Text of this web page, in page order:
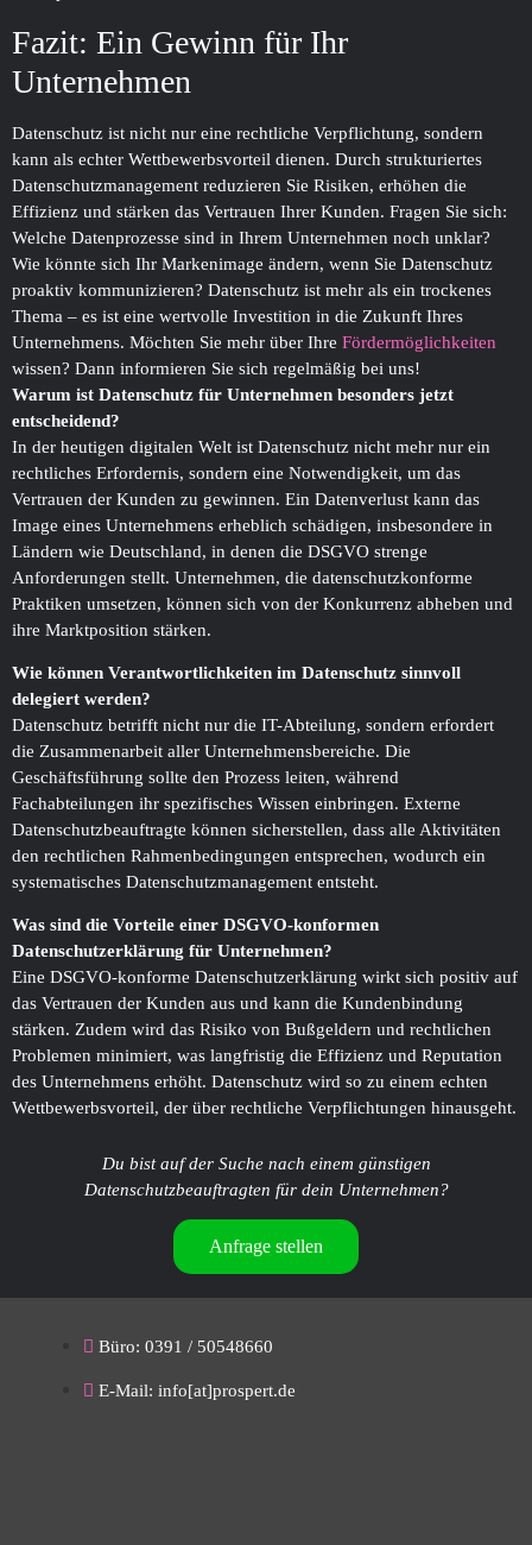
Fazit: Ein Gewinn für Ihr
Unternehmen
Datenschutz ist nicht nur eine rechtliche Verpflichtung, sondern
kann als echter Wettbewerbsvorteil dienen. Durch strukturiertes
Datenschutzmanagement reduzieren Sie Risiken, erhöhen die
Effizienz und stärken das Vertrauen Ihrer Kunden. Fragen Sie sich:
Welche Datenprozesse sind in Ihrem Unternehmen noch unklar?
Wie könnte sich Ihr Markenimage ändern, wenn Sie Datenschutz
proaktiv kommunizieren? Datenschutz ist mehr als ein trockenes
Thema – es ist eine wertvolle Investition in die Zukunft Ihres
Unternehmens. Möchten Sie mehr über Ihre Fördermöglichkeiten
wissen? Dann informieren Sie sich regelmäßig bei uns!
Warum ist Datenschutz für Unternehmen besonders jetzt
entscheidend?
In der heutigen digitalen Welt ist Datenschutz nicht mehr nur ein
rechtliches Erfordernis, sondern eine Notwendigkeit, um das
Vertrauen der Kunden zu gewinnen. Ein Datenverlust kann das
Image eines Unternehmens erheblich schädigen, insbesondere in
Ländern wie Deutschland, in denen die DSGVO strenge
Anforderungen stellt. Unternehmen, die datenschutzkonforme
Praktiken umsetzen, können sich von der Konkurrenz abheben und
ihre Marktposition stärken.
Wie können Verantwortlichkeiten im Datenschutz sinnvoll
delegiert werden?
Datenschutz betrifft nicht nur die IT-Abteilung, sondern erfordert
die Zusammenarbeit aller Unternehmensbereiche. Die
Geschäftsführung sollte den Prozess leiten, während
Fachabteilungen ihr spezifisches Wissen einbringen. Externe
Datenschutzbeauftragte können sicherstellen, dass alle Aktivitäten
den rechtlichen Rahmenbedingungen entsprechen, wodurch ein
systematisches Datenschutzmanagement entsteht.
Was sind die Vorteile einer DSGVO-konformen
Datenschutzerklärung für Unternehmen?
Eine DSGVO-konforme Datenschutzerklärung wirkt sich positiv auf
das Vertrauen der Kunden aus und kann die Kundenbindung
stärken. Zudem wird das Risiko von Bußgeldern und rechtlichen
Problemen minimiert, was langfristig die Effizienz und Reputation
des Unternehmens erhöht. Datenschutz wird so zu einem echten
Wettbewerbsvorteil, der über rechtliche Verpflichtungen hinausgeht.
Du bist auf der Suche nach einem günstigen
Datenschutzbeauftragten für dein Unternehmen?
Anfrage stellen
Büro: 0391 / 50548660
E-Mail: info[at]prospert.de